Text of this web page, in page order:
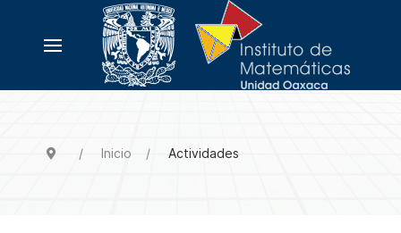
Inicio Actividades